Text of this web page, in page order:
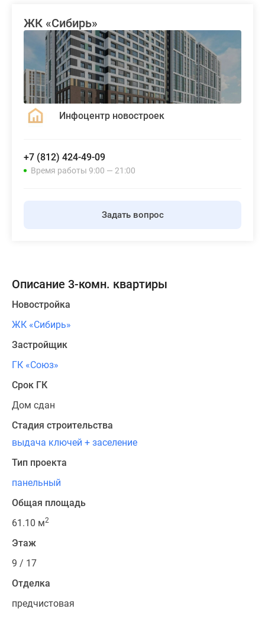
ЖК «Сибирь»
Инфоцентр новостроек
+7 (812) 424-49-09
Время работы 9:00 — 21:00
Задать вопрос
Описание 3-комн. квартиры
Новостройка
ЖК «Сибирь»
Застройщик
ГК «Союз»
Срок ГК
Дом сдан
Стадия строительства
выдача ключей + заселение
Тип проекта
панельный
Общая площадь
61.10 м2
Этаж
9 / 17
Отделка
предчистовая